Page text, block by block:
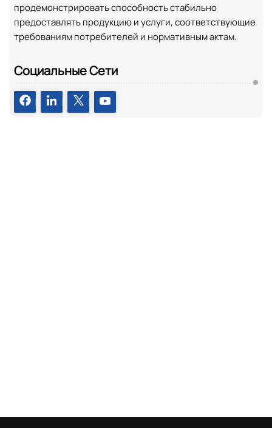
продемонстрировать способность стабильно
предоставлять продукцию и услуги, соответствующие
требованиям потребителей и нормативным актам.
Социальные Сети